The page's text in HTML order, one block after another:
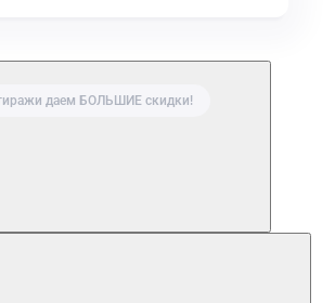
даем БОЛЬШИЕ скидки!